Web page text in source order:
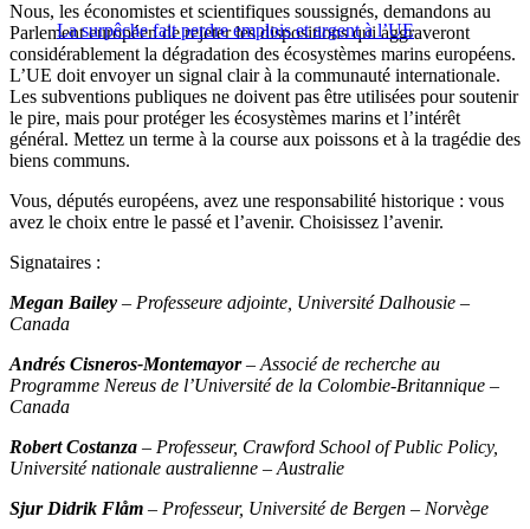
La surpêche fait perdre emplois et argent à l’UE
Nous, les économistes et scientifiques soussignés, demandons au
Parlement européen de rejeter les dispositions qui aggraveront
considérablement la dégradation des écosystèmes marins européens.
L’UE doit envoyer un signal clair à la communauté internationale.
Les subventions publiques ne doivent pas être utilisées pour soutenir
le pire, mais pour protéger les écosystèmes marins et l’intérêt
général. Mettez un terme à la course aux poissons et à la tragédie des
biens communs.
Vous, députés européens, avez une responsabilité historique : vous
avez le choix entre le passé et l’avenir. Choisissez l’avenir.
Signataires :
Megan Bailey – Professeure adjointe, Université Dalhousie –
Canada
Andrés Cisneros-Montemayor– Associé de recherche au
Programme Nereus de l’Université de la Colombie-Britannique –
Canada
Robert Costanza – Professeur, Crawford School of Public Policy,
Université nationale australienne – Australie
Sjur Didrik Flåm – Professeur, Université de Bergen – Norvège